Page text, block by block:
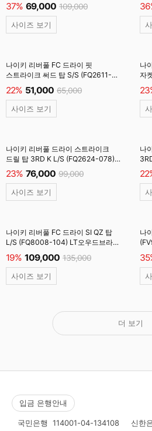
37% 69,000 109,000
사이즈 보기
나이키 리버풀 FC 드라이 핏
스트라이크 써드 탑 S/S (FQ2611-
078) LT스모키그레이 #
22% 51,000 65,000
사이즈 보기
나
자
나이키 리버풀 드라이 스트라이크
드릴 탑 3RD K L/S (FQ2624-078)
LT스모크그레이 #
23% 76,000 99,000
사이즈 보기
나
DK
나이키 리버풀 FC 드라이 SI QZ 탑
L/S (FQ8008-104) LT오우드브라운
#
19% 109,000 135,000
사이즈 보기
나
더 보기
입금 은행안내
국민은행 114001-04-134108 신한